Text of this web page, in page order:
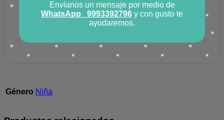
Envíanos un mensaje por medio de
WhatsApp
9993392796 y con gusto te
ayudaremos.
Género Niña